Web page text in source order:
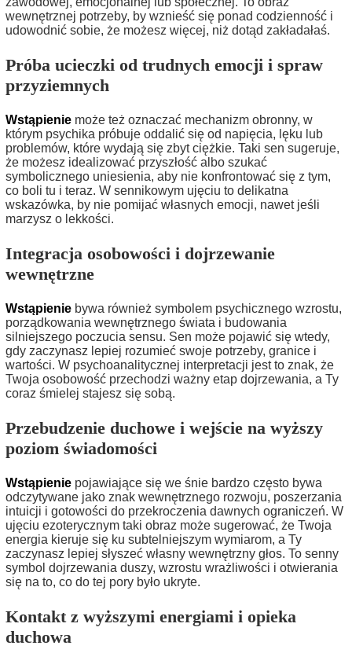
wewnętrznej potrzeby, by wznieść się ponad codzienność i
udowodnić sobie, że możesz więcej, niż dotąd zakładałaś.
Próba ucieczki od trudnych emocji i spraw
przyziemnych
Wstąpienie może też oznaczać mechanizm obronny, w
którym psychika próbuje oddalić się od napięcia, lęku lub
problemów, które wydają się zbyt ciężkie. Taki sen sugeruje,
że możesz idealizować przyszłość albo szukać
symbolicznego uniesienia, aby nie konfrontować się z tym,
co boli tu i teraz. W sennikowym ujęciu to delikatna
wskazówka, by nie pomijać własnych emocji, nawet jeśli
marzysz o lekkości.
Integracja osobowości i dojrzewanie
wewnętrzne
Wstąpienie bywa również symbolem psychicznego wzrostu,
porządkowania wewnętrznego świata i budowania
silniejszego poczucia sensu. Sen może pojawić się wtedy,
gdy zaczynasz lepiej rozumieć swoje potrzeby, granice i
wartości. W psychoanalitycznej interpretacji jest to znak, że
Twoja osobowość przechodzi ważny etap dojrzewania, a Ty
coraz śmielej stajesz się sobą.
Przebudzenie duchowe i wejście na wyższy
poziom świadomości
Wstąpienie pojawiające się we śnie bardzo często bywa
odczytywane jako znak wewnętrznego rozwoju, poszerzania
intuicji i gotowości do przekroczenia dawnych ograniczeń. W
ujęciu ezoterycznym taki obraz może sugerować, że Twoja
energia kieruje się ku subtelniejszym wymiarom, a Ty
zaczynasz lepiej słyszeć własny wewnętrzny głos. To senny
symbol dojrzewania duszy, wzrostu wrażliwości i otwierania
się na to, co do tej pory było ukryte.
Kontakt z wyższymi energiami i opieka
duchowa